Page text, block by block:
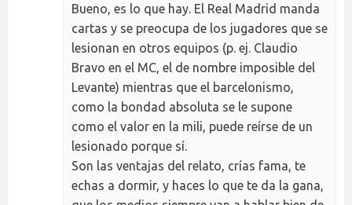
Bueno, es lo que hay. El Real Madrid manda
cartas y se preocupa de los jugadores que se
lesionan en otros equipos (p. ej. Claudio
Bravo en el MC, el de nombre imposible del
Levante) mientras que el barcelonismo,
como la bondad absoluta se le supone
como el valor en la mili, puede reírse de un
lesionado porque sí.
Son las ventajas del relato, crías fama, te
echas a dormir, y haces lo que te da la gana,